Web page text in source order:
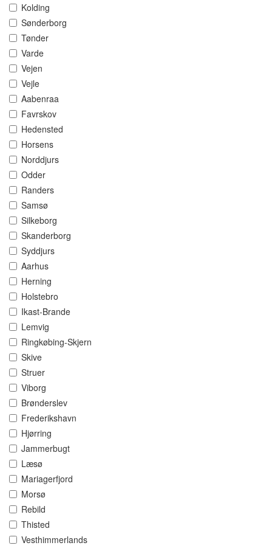
Kolding
Sønderborg
Tønder
Varde
Vejen
Vejle
Aabenraa
Favrskov
Hedensted
Horsens
Norddjurs
Odder
Randers
Samsø
Silkeborg
Skanderborg
Syddjurs
Aarhus
Herning
Holstebro
Ikast-Brande
Lemvig
Ringkøbing-Skjern
Skive
Struer
Viborg
Brønderslev
Frederikshavn
Hjørring
Jammerbugt
Læsø
Mariagerfjord
Morsø
Rebild
Thisted
Vesthimmerlands